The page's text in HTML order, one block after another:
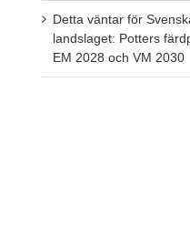
Detta väntar för
landslaget: Potters
EM 2028 och VM 2030